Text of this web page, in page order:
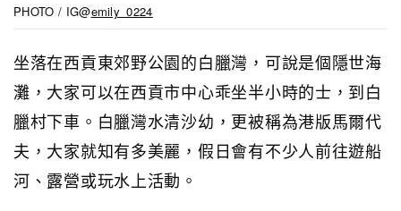
PHOTO / IG@emily_0224
坐落在西貢東郊野公園的白臘灣，可說是個隱世海
灘，大家可以在西貢市中心乖坐半小時的士，到白
臘村下車。白臘灣水清沙幼，更被稱為港版馬爾代
夫，大家就知有多美麗，假日會有不少人前往遊船
河、露營或玩水上活動。